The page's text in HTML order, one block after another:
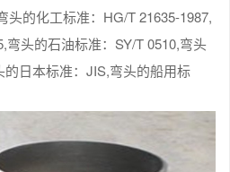
头的化工标准：HG/T 21635-1987,
弯头的石油标准：SY/T 0510,弯头
日本标准：JIS,弯头的船用标